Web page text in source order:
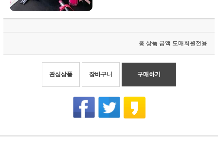
총 상품 금액 도매회원전용
관심상품 장바구니 구매하기